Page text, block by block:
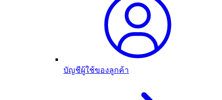
บัญชีผู้ใช้ของลูกค้า